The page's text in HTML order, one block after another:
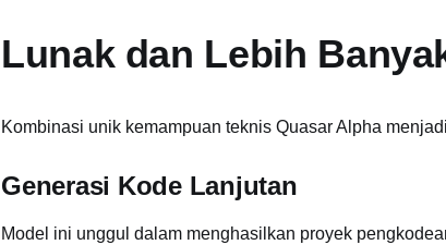
Lunak dan Lebih
Kombinasi unik kemampuan teknis Quasar Alpha
Generasi Kode Lanjutan
Model ini unggul dalam menghasilkan proyek